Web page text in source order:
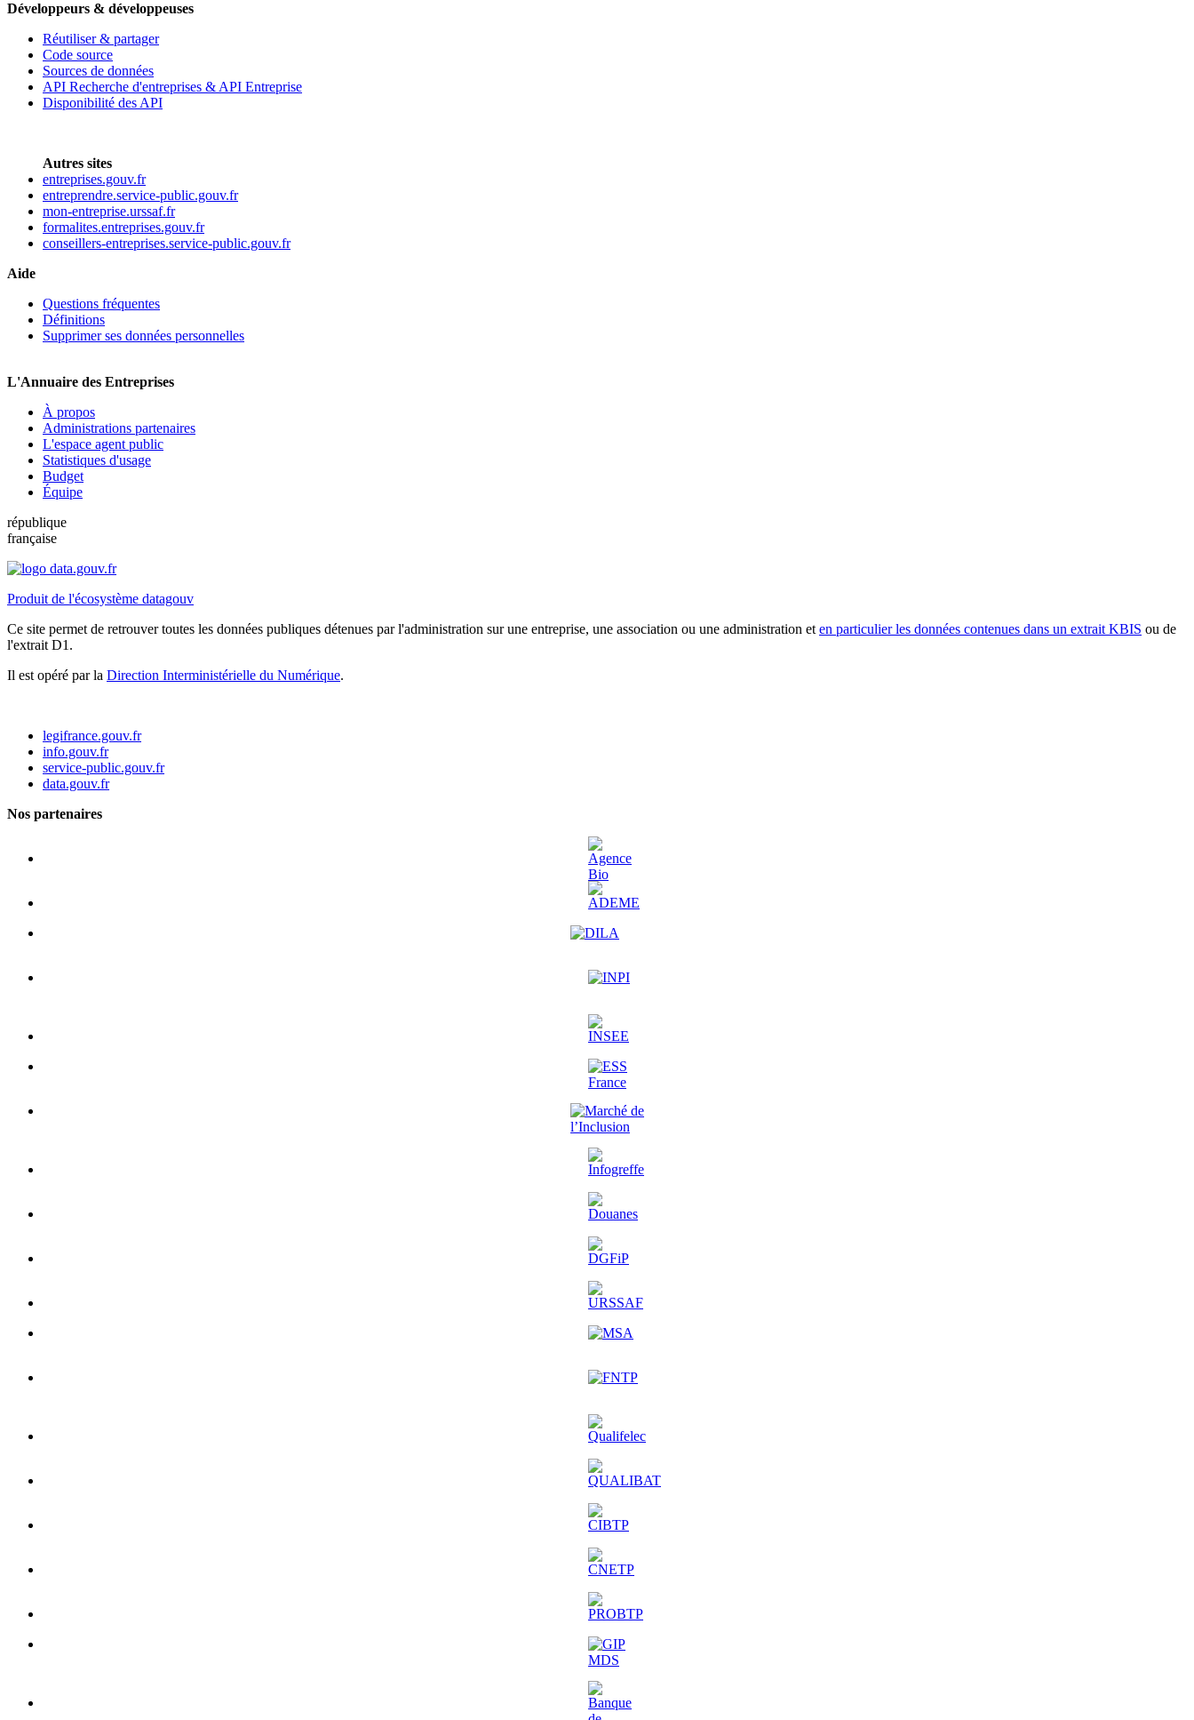
Développeurs & développeuses
Réutiliser & partager
Code source
Sources de données
API Recherche d'entreprises & API Entreprise
Disponibilité des API
Autres sites
entreprises.gouv.fr
entreprendre.service-public.gouv.fr
mon-entreprise.urssaf.fr
formalites.entreprises.gouv.fr
conseillers-entreprises.service-public.gouv.fr
Aide
Questions fréquentes
Définitions
Supprimer ses données personnelles
L'Annuaire des Entreprises
À propos
Administrations partenaires
L'espace agent public
Statistiques d'usage
Budget
Équipe
république
française
Produit de l'écosystème datagouv
Ce site permet de retrouver toutes les données publiques détenues par l'administration sur une entreprise, une association ou une administration et en particulier les données contenues dans un extrait KBIS ou de
l'extrait D1.
Il est opéré par la Direction Interministérielle du Numérique.
legifrance.gouv.fr
info.gouv.fr
service-public.gouv.fr
data.gouv.fr
Nos partenaires